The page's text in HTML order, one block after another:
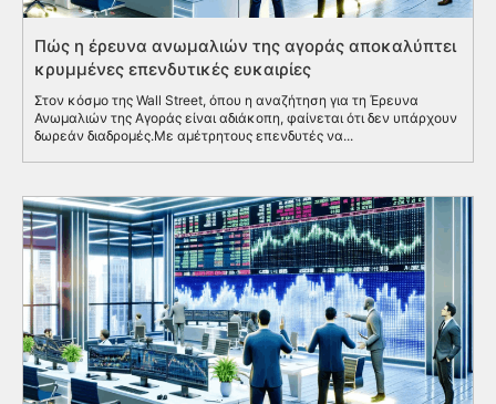
Πώς η έρευνα ανωμαλιών της αγοράς αποκαλύπτει
κρυμμένες επενδυτικές ευκαιρίες
Στον κόσμο της Wall Street, όπου η αναζήτηση για τη Έρευνα
Ανωμαλιών της Αγοράς είναι αδιάκοπη, φαίνεται ότι δεν υπάρχουν
δωρεάν διαδρομές.Με αμέτρητους επενδυτές να...